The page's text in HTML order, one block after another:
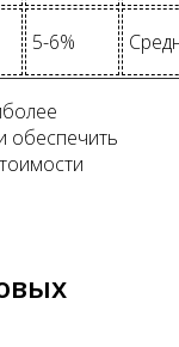
5-6%
обеспечить